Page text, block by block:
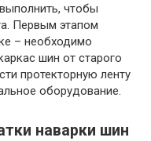
чтобы
Первым этапом
– необходимо
шин от старого
протекторную ленту
оборудование.
наварки шин